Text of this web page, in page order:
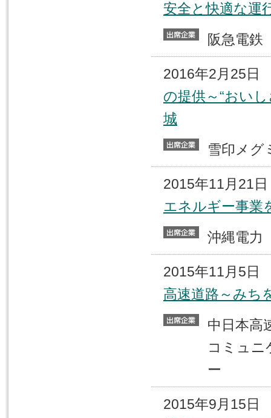
安全と快適な
阪急電
2016年2月25
の提供～“おい
城
雪印メ
2015年11月
エネルギー事
沖縄電
2015年11月5
高速道路～み
中日本
コミュニ
ー
2015年9月15